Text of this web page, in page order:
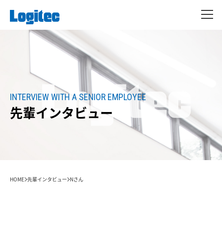
INTERVIEW WITH A SENIOR EMPLOYEE
先輩インタビュー
HOME 先輩インタビュー Nさん